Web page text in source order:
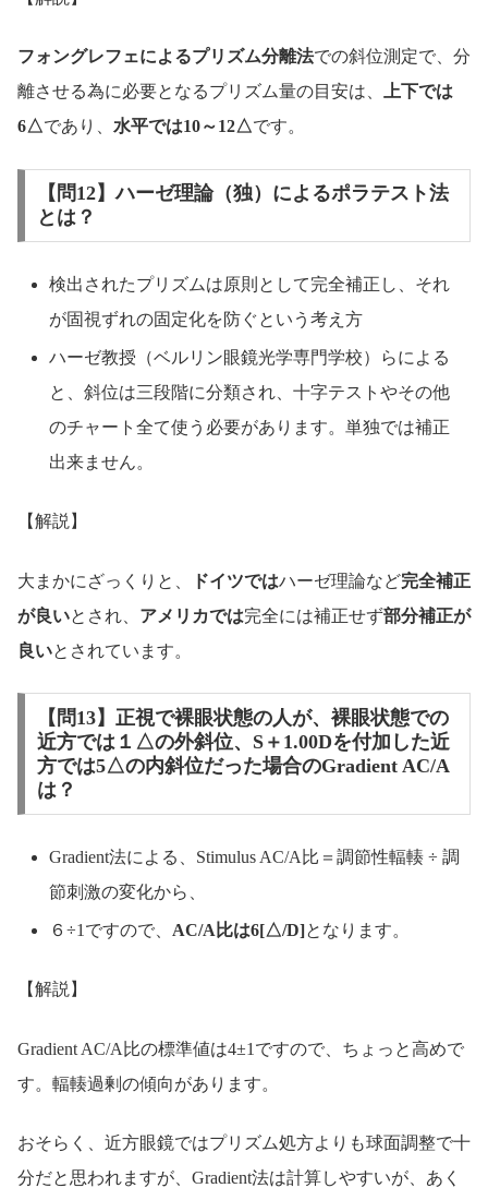
フォングレフェによるプリズム分離法での斜位測定で、分
離させる為に必要となるプリズム量の目安は、
上下では
6△であり、 水平では10～12△です。
【問12】ハーゼ理論（独）によるポラテスト法
とは？
検出されたプリズムは原則として完全補正し、それ
が固視ずれの固定化を防ぐという考え方
ハーゼ教授（ベルリン眼鏡光学専門学校）らによる
と、斜位は三段階に分類され、十字テストやその他
のチャート全て使う必要があります。単独では補正
出来ません。
【解説】
大まかにざっくりと、 ドイツではハーゼ理論など完全補正
が良いとされ、 アメリカでは完全には補正せず部分補正が
良いとされています。
【問13】正視で裸眼状態の人が、裸眼状態での
近方では１△の外斜位、S＋1.00Dを付加した近
方では5△の内斜位だった場合のGradient AC/A
は？
Gradient法による、Stimulus AC/A比＝調節性輻輳 ÷ 調
節刺激の変化から、
６÷1ですので、 AC/A比は6[△/D]となります。
【解説】
Gradient AC/A比の標準値は4±1ですので、ちょっと高めで
す。輻輳過剰の傾向があります。
おそらく、近方眼鏡ではプリズム処方よりも球面調整で十
分だと思われますが、Gradient法は計算しやすいが、あく